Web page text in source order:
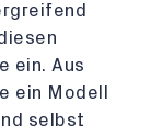
ein. Aus
ein Modell
selbst